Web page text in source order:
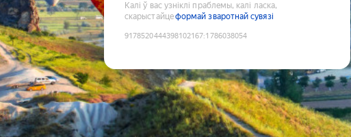
Калі ў вас узніклі праблемы, калі ласка,
скарыстайцеформай зваротнай сувязі
9178520444398102167:1786038054